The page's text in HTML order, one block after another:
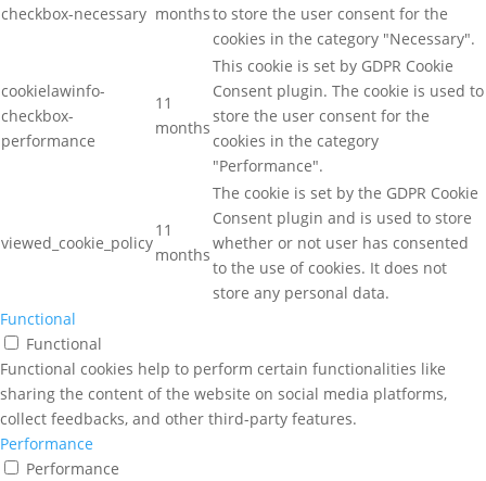
checkbox-necessary monthsto store the user consent for the
cookies in the category "Necessary".
cookielawinfo-
checkbox-
performance
11
months
This cookie is set by GDPR Cookie
Consent plugin. The cookie is used to
store the user consent for the
cookies in the category
"Performance".
viewed_cookie_policy
11
months
The cookie is set by the GDPR Cookie
Consent plugin and is used to store
whether or not user has consented
to the use of cookies. It does not
store any personal data.
Functional
Functional
Functional cookies help to perform certain functionalities like
sharing the content of the website on social media platforms,
collect feedbacks, and other third-party features.
Performance
Performance